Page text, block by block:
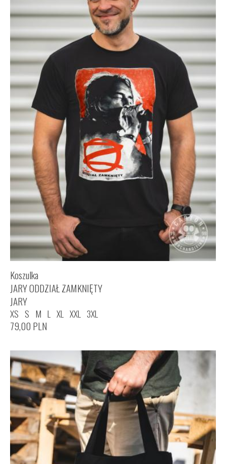
Koszulka
JARY ODDZIAŁ ZAMKNIĘTY
JARY
XS S M L XL XXL 3XL
79,00 PLN